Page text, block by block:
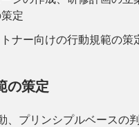
定
ナー向けの行動規範の策
の策定
、プリンシプルベースの